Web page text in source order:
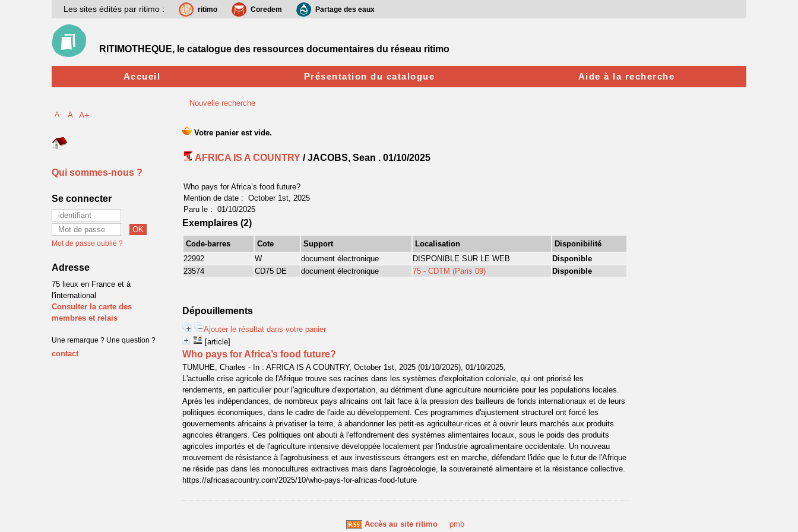
Nouvelle recherche
AFRICA IS A COUNTRY / JACOBS, Sean . 01/10/2025
Who pays for Africa’s food future?
Mention de date : October 1st, 2025
Paru le : 01/10/2025
Exemplaires (2)
Code-barres Cote Support Localisation
Disponibilité
22992
W document électronique DISPONIBLE SUR LE WEB
Disponible
23574
CD75 DE document électronique 75 - CDTM (Paris 09) Disponible
Dépouillements
Ajouter le résultat dans votre panier
[article]
Who pays for Africa’s food future?
TUMUHE, Charles - In : AFRICA IS A COUNTRY, October 1st, 2025 (01/10/2025), 01/10/2025,
L'actuelle crise agricole de l'Afrique trouve ses racines dans les systèmes d'exploitation coloniale, qui ont priorisé les
rendements, en particulier pour l'agriculture d'exportation, au détriment d'une agriculture nourricière pour les populations locales.
Après les indépendances, de nombreux pays africains ont fait face à la pression des bailleurs de fonds internationaux et de leurs
politiques économiques, dans le cadre de l'aide au développement. Ces programmes d'ajustement structurel ont forcé les
gouvernements africains à privatiser la terre, à abandonner les petit·es agriculteur·rices et à ouvrir leurs marchés aux produits
agricoles étrangers. Ces politiques ont abouti à l'effondrement des systèmes alimentaires locaux, sous le poids des produits
agricoles importés et de l'agriculture intensive développée localement par l'industrie agroalimentaire occidentale. Un nouveau
mouvement de résistance à l'agrobusiness et aux investisseurs étrangers est en marche, défendant l'idée que le futur de l'Afrique
ne réside pas dans les monocultures extractives mais dans l'agroécologie, la souveraineté alimentaire et la résistance collective.
https://africasacountry.com/2025/10/who-pays-for-africas-food-future
Accès au site ritimo pmb
Les sites édités par ritimo : ritimo Coredem Partage des eaux
RITIMOTHEQUE, le catalogue des ressources documentaires du réseau ritimo
Accueil Présentation du catalogue Aide à la recherche
A- A A+
Qui sommes-nous ?
Se connecter
Mot de passe oublié ?
Adresse
75 lieux en France et à
l'international
Consulter la carte des
membres et relais
Une remarque ? Une question ?
contact